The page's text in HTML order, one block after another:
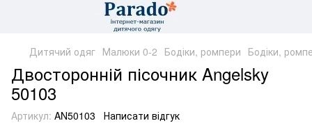
Дитячий одяг Малюки 0-2 Бодіки, ромпери Бодіки,
Двосторонній пісочник Angelsky
50103
Артикул: AN50103 Написати відгук